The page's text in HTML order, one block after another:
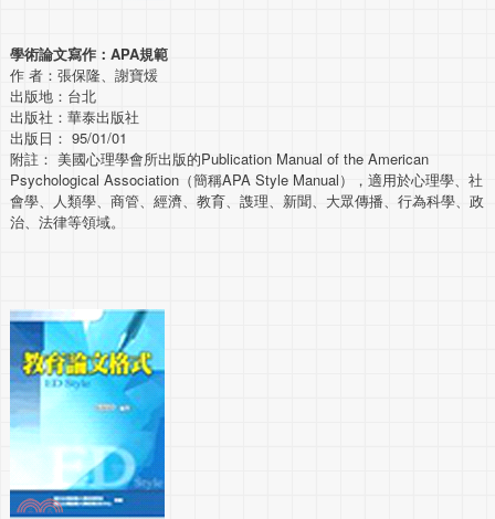
學術論文寫作：APA規範
作 者：張保隆、謝寶煖
出版地：台北
出版社：華泰出版社
出版日： 95/01/01
附註： 美國心理學會所出版的Publication Manual of the American
Psychological Association（簡稱APA Style Manual），適用於心理學、社
會學、人類學、商管、經濟、教育、謢理、新聞、大眾傳播、行為科學、政
治、法律等領域。